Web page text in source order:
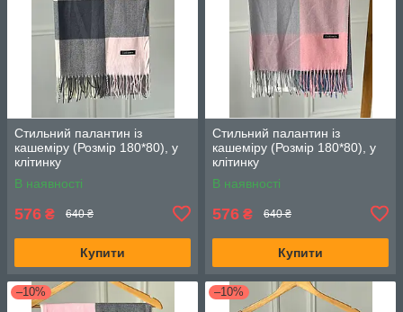
Стильний палантин із
кашеміру (Розмір 180*80), у
клітинку
В наявності
576 ₴ 640 ₴
Купити
Стильний палантин із
кашеміру (Розмір 180*80), у
клітинку
В наявності
576 ₴ 640 ₴
Купити
–10% –10%